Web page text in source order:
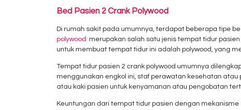
Bed Pasien 2 Crank Polywood
Di rumah sakit pada umumnya, terdapat beberapa tipe
polywood merupakan salah satu jenis tempat tidur
untuk membuat tempat tidur ini adalah polywood, yang
Tempat tidur pasien 2 crank polywood umumnya
menggunakan engkol ini, staf perawatan kesehatan
atau kaki pasien untuk kenyamanan atau pengobatan
Keuntungan dari tempat tidur pasien dengan